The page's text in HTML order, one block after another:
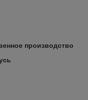
производство